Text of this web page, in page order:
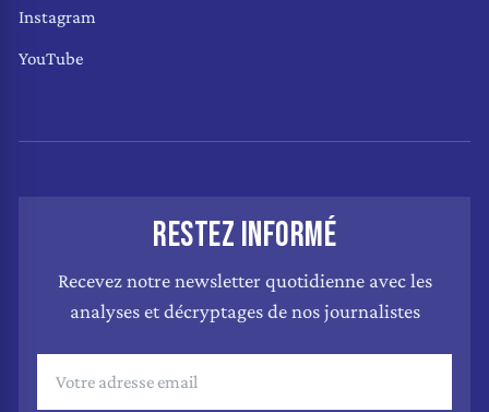
Instagram
YouTube
RESTEZ INFORMÉ
Recevez notre newsletter quotidienne avec les
analyses et décryptages de nos journalistes